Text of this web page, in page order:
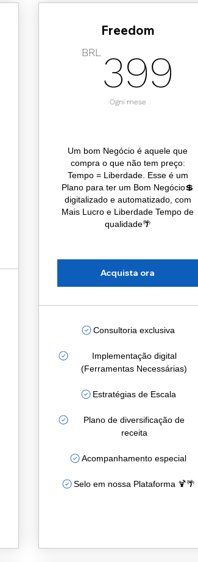
39,90BRL
Freedom
BRL 399
Ogni mese
Um bom Negócio é aquele que
compra o que não tem preço:
Tempo = Liberdade. Esse é um
Plano para ter um Bom Negócio💲
digitalizado e automatizado, com
Mais Lucro e Liberdade Tempo de
qualidade🌴
Acquista ora
Consultoria exclusiva
Implementação digital
(Ferramentas Necessárias)
Estratégias de Escala
Plano de diversificação de
receita
Acompanhamento especial
Selo em nossa Plataforma 🍹🌴